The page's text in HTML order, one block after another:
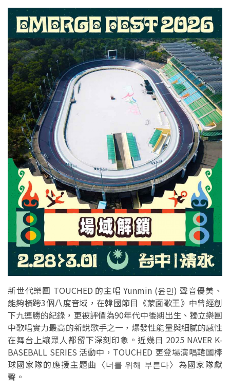
新世代樂團 TOUCHED 的主唱 Yunmin (윤민) 聲音優美、
能夠橫跨3個八度音域，在韓國節目《蒙面歌王》中曾經創
下九連勝的紀錄，更被評價為90年代中後期出生、獨立樂團
中歌唱實力最高的新銳歌手之一，爆發性能量與細膩的感性
在舞台上讓眾人都留下深刻印象。近幾日 2025 NAVER K-
BASEBALL SERIES 活動中，TOUCHED 更登場演唱韓國棒
球國家隊的應援主題曲〈너를 위해 부른다〉為國家隊獻
聲。